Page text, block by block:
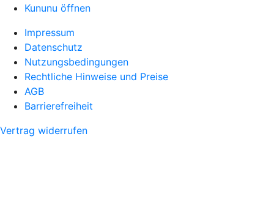
Kununu öffnen
Impressum
Datenschutz
Nutzungsbedingungen
Rechtliche Hinweise und Preise
AGB
Barrierefreiheit
Vertrag widerrufen